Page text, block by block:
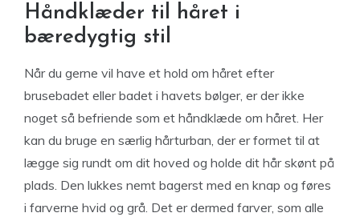
Håndklæder til håret i
bæredygtig stil
Når du gerne vil have et hold om håret efter
brusebadet eller badet i havets bølger, er der ikke
noget så befriende som et håndklæde om håret. Her
kan du bruge en særlig hårturban, der er formet til at
lægge sig rundt om dit hoved og holde dit hår skønt på
plads. Den lukkes nemt bagerst med en knap og føres
i farverne hvid og grå. Det er dermed farver, som alle